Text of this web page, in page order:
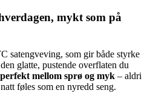
mykt som på
satengveving, som gir både styrke
glatte, pustende overflaten du
mellom sprø og myk – aldri
føles som en nyredd seng.